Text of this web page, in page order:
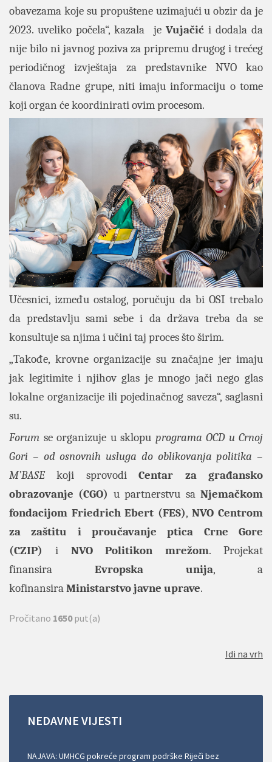
obavezama koje su propuštene uzimajući u obzir da je
2023. uveliko počela“, kazala je Vujačić i dodala da
nije bilo ni javnog poziva za pripremu drugog i trećeg
periodičnog izvještaja za predstavnike NVO kao
članova Radne grupe, niti imaju informaciju o tome
koji organ će koordinirati ovim procesom.
Učesnici, između ostalog, poručuju da bi OSI trebalo
da predstavlju sami sebe i da država treba da se
konsultuje sa njima i učini taj proces što širim.
„Takođe, krovne organizacije su značajne jer imaju
jak legitimite i njihov glas je mnogo jači nego glas
lokalne organizacije ili pojedinačnog saveza“, saglasni
su.
Forum se organizuje u sklopu programa OCD u Crnoj
Gori – od osnovnih usluga do oblikovanja politika –
M’BASEkoji sprovodiCentar za građansko
obrazovanje (CGO) u partnerstvu saNjemačkom
fondacijom Friedrich Ebert (FES),NVO Centrom
za zaštitu i proučavanje ptica Crne Gore
(CZIP) i NVO Politikon mrežom. Projekat
finansira Evropska unija, a
kofinansiraMinistarstvo javne uprave.
Pročitano 1650put(a)
Idi na vrh
NEDAVNE VIJESTI
NAJAVA: UMHCG pokreće program podrške Riječi bez